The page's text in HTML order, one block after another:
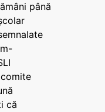
până
că